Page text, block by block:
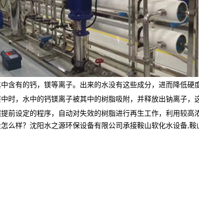
有的钙，镁等离子。出来的水没有这些成分，进而降低硬
时，水中的钙镁离子被其中的树脂吸附，并释放出钠离子
设定的程序，自动对失效的树脂进行再生工作，利用较高
么样？沈阳水之源环保设备有限公司承接鞍山软化水设备,